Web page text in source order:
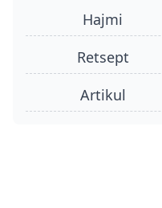
hajmi
retsept
Artikul